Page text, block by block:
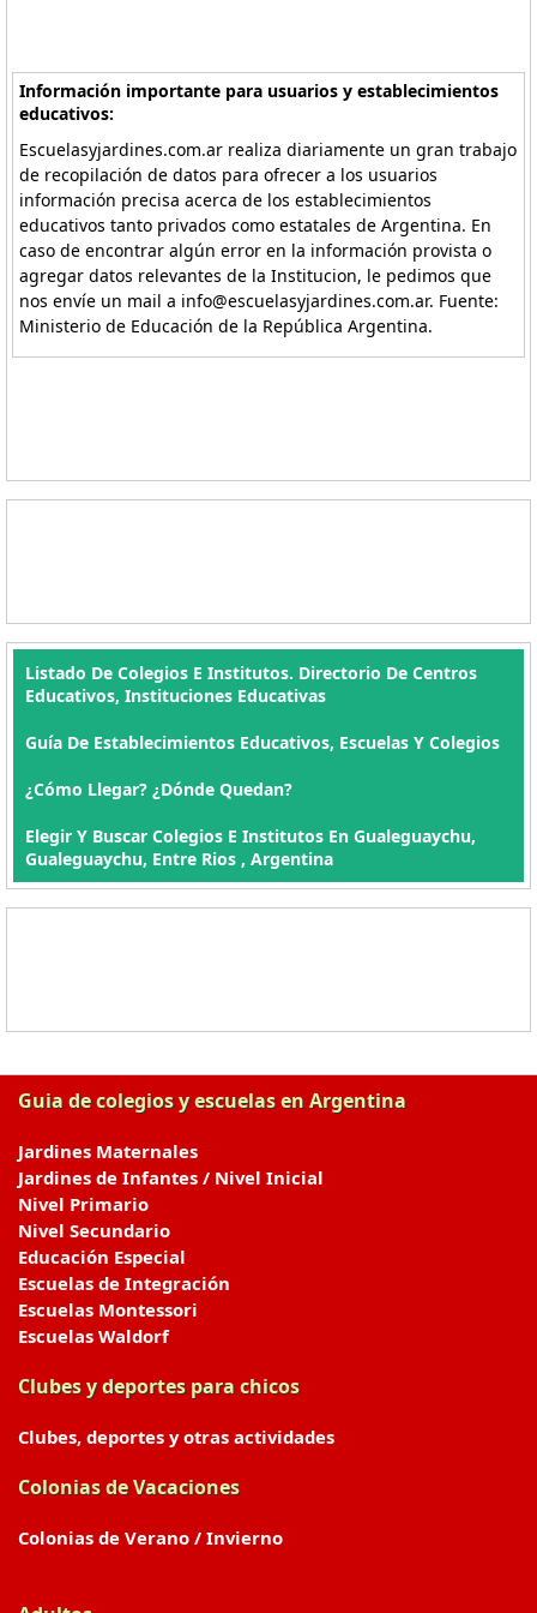
Información importante para usuarios y establecimientos
educativos:
Escuelasyjardines.com.ar realiza diariamente un gran trabajo
de recopilación de datos para ofrecer a los usuarios
información precisa acerca de los establecimientos
educativos tanto privados como estatales de Argentina. En
caso de encontrar algún error en la información provista o
agregar datos relevantes de la Institucion, le pedimos que
nos envíe un mail a info@escuelasyjardines.com.ar. Fuente:
Ministerio de Educación de la República Argentina.
Listado De Colegios E Institutos. Directorio De Centros
Educativos, Instituciones Educativas
Guía De Establecimientos Educativos, Escuelas Y Colegios
¿Cómo Llegar? ¿Dónde Quedan?
Elegir Y Buscar Colegios E Institutos En Gualeguaychu,
Gualeguaychu, Entre Rios , Argentina
Guia de colegios y escuelas en Argentina
Jardines Maternales
Jardines de Infantes / Nivel Inicial
Nivel Primario
Nivel Secundario
Educación Especial
Escuelas de Integración
Escuelas Montessori
Escuelas Waldorf
Clubes y deportes para chicos
Clubes, deportes y otras actividades
Colonias de Vacaciones
Colonias de Verano / Invierno